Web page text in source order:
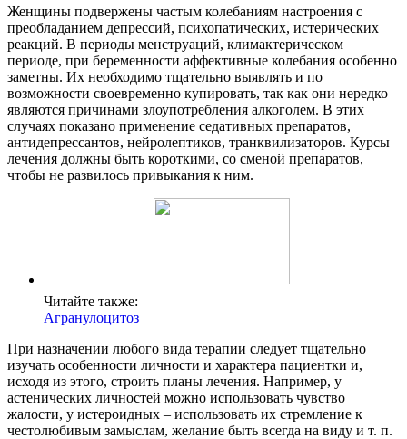
Женщины подвержены частым колебаниям настроения с
преобладанием депрессий, психопатических, истерических
реакций. В периоды менструаций, климактерическом
периоде, при беременности аффективные колебания особенно
заметны. Их необходимо тщательно выявлять и по
возможности своевременно купировать, так как они нередко
являются причинами злоупотребления алкоголем. В этих
случаях показано применение седативных препаратов,
антидепрессантов, нейролептиков, транквилизаторов. Курсы
лечения должны быть короткими, со сменой препаратов,
чтобы не развилось привыкания к ним.
Читайте также:
Агранулоцитоз
При назначении любого вида терапии следует тщательно
изучать особенности личности и характера пациентки и,
исходя из этого, строить планы лечения. Например, у
астенических личностей можно использовать чувство
жалости, у истероидных – использовать их стремление к
честолюбивым замыслам, желание быть всегда на виду и т. п.